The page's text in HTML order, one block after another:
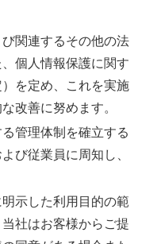
関連するその他の法
個人情報保護に関す
を定め、これを実施
改善に努めます。
管理体制を確立する
び従業員に周知し、
示した利用目的の範
社はお客様からご提